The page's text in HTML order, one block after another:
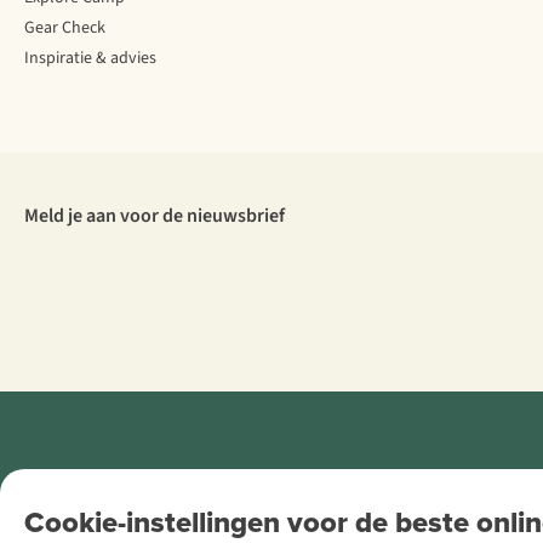
Cookie-instellingen voor de beste
Gear Check
Inspiratie & advies
Meld je aan voor de nieuwsbrief
Retail Concepts
NV,